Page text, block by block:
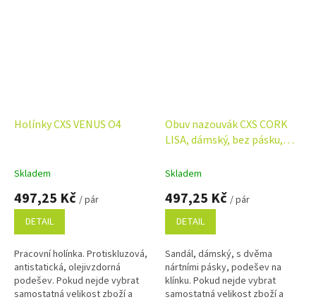
Holínky CXS VENUS O4
Skladem
497,25 Kč / pár
DETAIL
Pracovní holínka. Protiskluzová,
antistatická, olejivzdorná
podešev. Pokud nejde vybrat
samostatná velikost zboží a
Obuv nazouvák CXS CORK
LISA, dámský, bez pásku,
Skladem
497,25 Kč / pár
DETAIL
Sandál, dámský, s dvěma
nártními pásky, podešev na
klínku. Pokud nejde vybrat
samostatná velikost zboží a